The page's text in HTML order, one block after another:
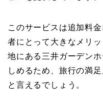
このサービスは追加料
者にとって大きなメリ
地にある三井ガーデン
しめるため、旅行の満
と言えるでしょう。